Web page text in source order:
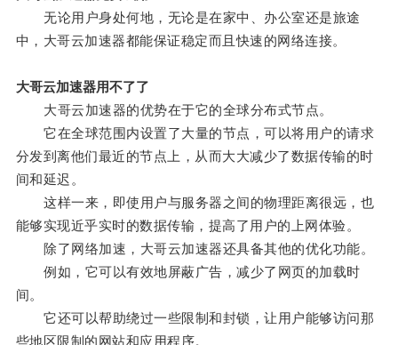
无论用户身处何地，无论是在家中、办公室还是旅途
中，大哥云加速器都能保证稳定而且快速的网络连接。
大哥云加速器用不了了
大哥云加速器的优势在于它的全球分布式节点。
它在全球范围内设置了大量的节点，可以将用户的请求
分发到离他们最近的节点上，从而大大减少了数据传输的时
间和延迟。
这样一来，即使用户与服务器之间的物理距离很远，也
能够实现近乎实时的数据传输，提高了用户的上网体验。
除了网络加速，大哥云加速器还具备其他的优化功能。
例如，它可以有效地屏蔽广告，减少了网页的加载时
间。
它还可以帮助绕过一些限制和封锁，让用户能够访问那
些地区限制的网站和应用程序。